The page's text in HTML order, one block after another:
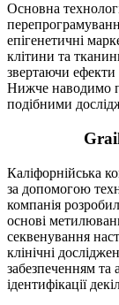
Основна
епігенетичні
клітини та
звертаючи ефекти
Нижче наводимо
подібними
Каліфорнійська
за допомогою
компанія
основі
секвенування
клінічні
забезпеченням та
ідентифікації